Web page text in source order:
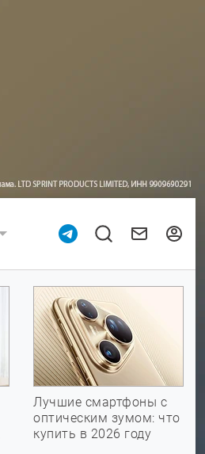
Лучшие смартфоны с
оптическим зумом: что
купить в 2026 году